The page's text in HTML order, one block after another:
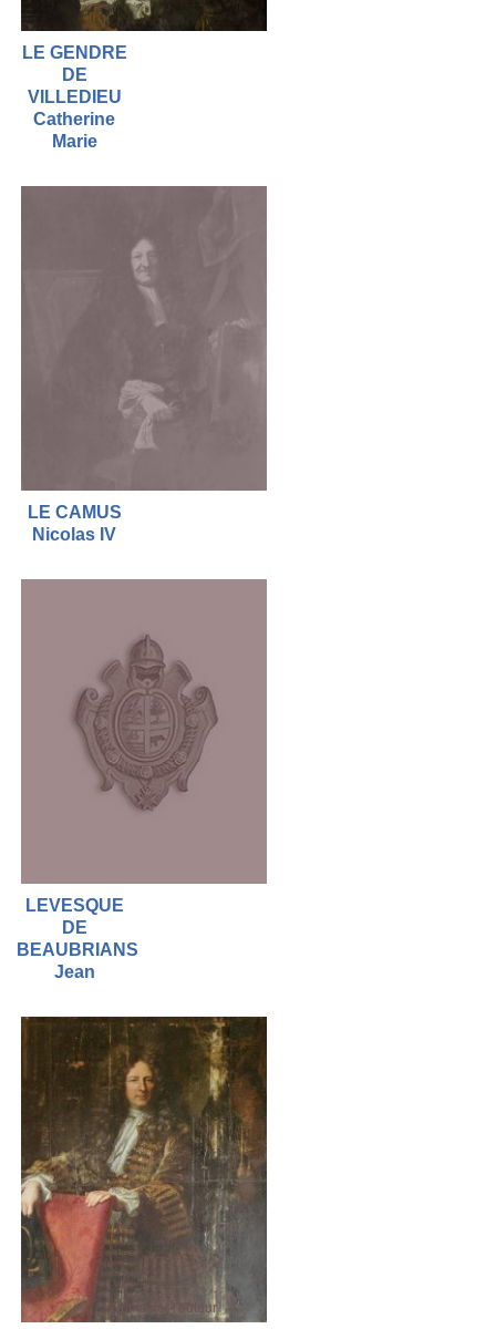
LE GENDRE
DE
VILLEDIEU
Catherine
Marie
LE CAMUS
Nicolas IV
LEVESQUE
DE
BEAUBRIANS
Jean
Contacter l'auteur